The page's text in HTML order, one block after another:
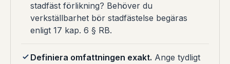
stadfäst förlikning? Behöver du
verkställbarhet bör stadfästelse begäras
enligt 17 kap. 6 § RB.
Definiera omfattningen exakt. Ange tydligt